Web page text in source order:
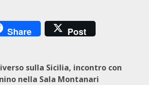
Share Post
sulla Sicilia, incontro con
nella Sala Montanari